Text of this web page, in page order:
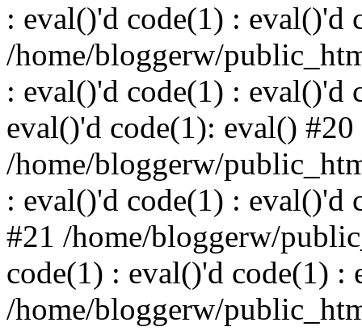
: eval()'d code(1) : eval()'d
/home/bloggerw/
: eval()'d code(1) : eval()'d
eval()'d code(1): eval() #20
/home/bloggerw/
: eval()'d code(1) : eval()'d
#21 /home/bloggerw/
code(1) : eval()'d code(1) :
/home/bloggerw/